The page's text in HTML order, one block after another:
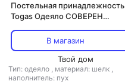
Постельная принадлежность
Togas Одеяло СОВЕРЕН
канадского гуся в шелке,
1014.00109
В магазин
Твой дом
Тип: одеяло , материал: шелк ,
наполнитель: пух